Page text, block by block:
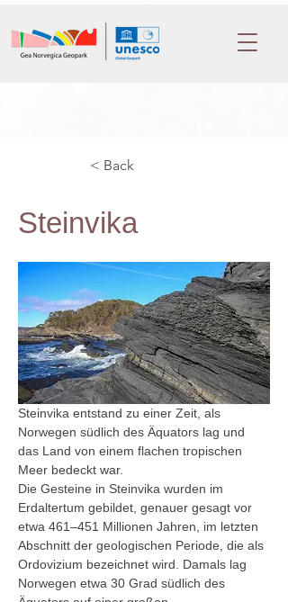
< Back
Steinvika
Steinvika entstand zu einer Zeit, als
Norwegen südlich des Äquators lag und
das Land von einem flachen tropischen
Meer bedeckt war.
Die Gesteine in Steinvika wurden im
Erdaltertum gebildet, genauer gesagt vor
etwa 461–451 Millionen Jahren, im letzten
Abschnitt der geologischen Periode, die als
Ordovizium bezeichnet wird. Damals lag
Norwegen etwa 30 Grad südlich des